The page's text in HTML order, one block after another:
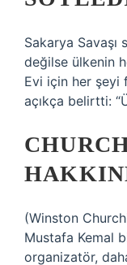
Sakarya Savaşı
değilse ülkenin
Evi için her şeyi
açıkça belirtti:
(Winston
Mustafa Kemal
organizatör,